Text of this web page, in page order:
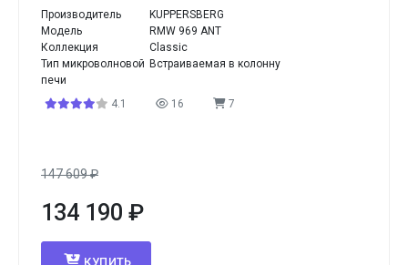
Производитель
KUPPERSBERG
Модель
RMW 969 ANT
Коллекция
Classic
Тип микроволновой
печи
Встраиваемая в колонну
4.1 16 7
147 609₽
134 190 ₽
КУПИТЬ